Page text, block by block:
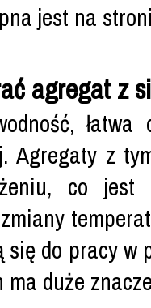
jest na
agregat z
Agregaty z
co
do pracy w
duże